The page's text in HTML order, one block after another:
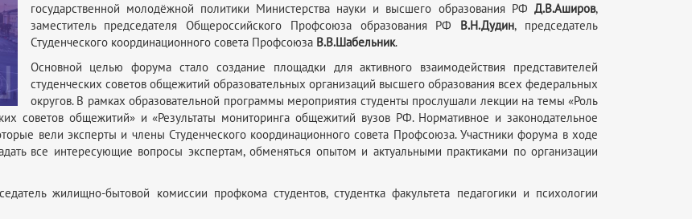
государственной молодёжной политики Министерства науки и высшего образования РФ Д.В.Аширов,
заместитель председателя Общероссийского Профсоюза образования РФ В.Н.Дудин, председатель
Студенческого координационного совета Профсоюза В.В.Шабельник.
Основной целью форума стало создание площадки для активного взаимодействия представителей
студенческих советов общежитий образовательных организаций высшего образования всех федеральных
округов. В рамках образовательной программы мероприятия студенты прослушали лекции на темы «Роль
советов общежитий» и «Результаты мониторинга общежитий вузов РФ. Нормативное и законодательное
вели эксперты и члены Студенческого координационного совета Профсоюза. Участники форума в ходе
все интересующие вопросы экспертам, обменяться опытом и актуальными практиками по организации
жилищно-бытовой комиссии профкома студентов, студентка факультета педагогики и психологии